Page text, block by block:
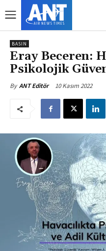
BASIN
Eray Beceren:
Psikolojik
By ANT Editör 10 Kasım 2022